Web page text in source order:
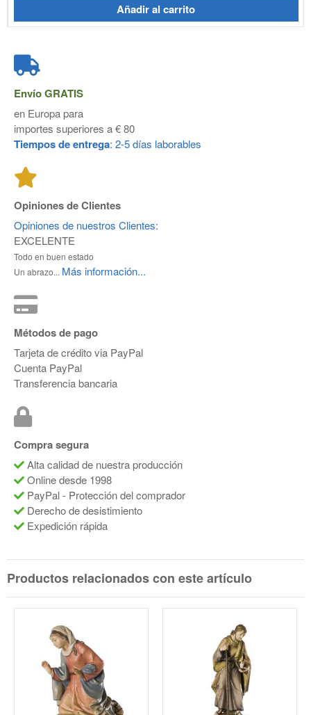
Añadir al carrito
EnvíoGRATIS
en Europa para
importes superiores a € 80
Tiempos de entrega: 2-5 días laborables
Opiniones de Clientes
Opiniones de nuestros Clientes:
EXCELENTE
Todo en buen estado
Un abrazo... Más información...
Métodos de pago
Tarjeta de crédito via PayPal
Cuenta PayPal
Transferencia bancaria
Compra segura
Alta calidad de nuestra producción
Online desde 1998
PayPal - Protección del comprador
Derecho de desistimiento
Expedición rápida
Productos relacionados con este artículo